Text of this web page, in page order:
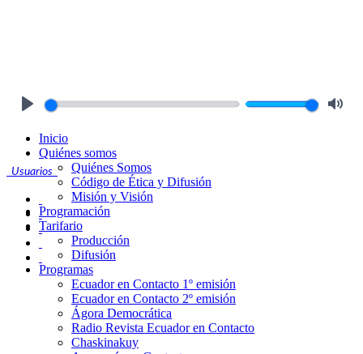
Usuarios
Inicio
Quiénes somos
Quiénes Somos
Código de Ética y Difusión
Misión y Visión
Programación
Tarifario
Producción
Difusión
Programas
Ecuador en Contacto 1º emisión
Ecuador en Contacto 2º emisión
Ágora Democrática
Radio Revista Ecuador en Contacto
Chaskinakuy